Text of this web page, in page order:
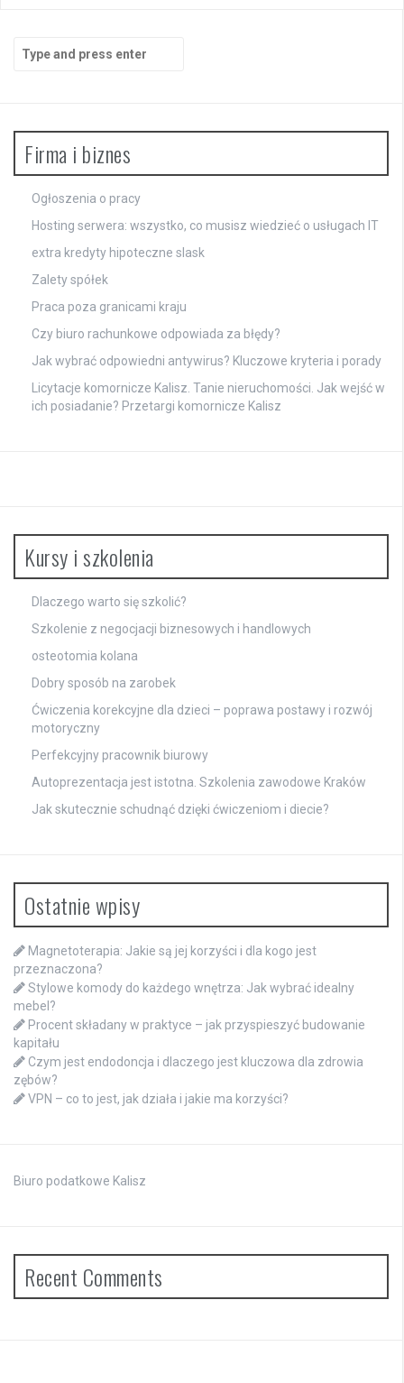
for:
Firma i biznes
Ogłoszenia o pracy
Hosting serwera: wszystko, co musisz wiedzieć o usługach IT
extra kredyty hipoteczne slask
Zalety spółek
Praca poza granicami kraju
Czy biuro rachunkowe odpowiada za błędy?
Jak wybrać odpowiedni antywirus? Kluczowe kryteria i porady
Licytacje komornicze Kalisz. Tanie nieruchomości. Jak wejść w
ich posiadanie? Przetargi komornicze Kalisz
Kursy i szkolenia
Dlaczego warto się szkolić?
Szkolenie z negocjacji biznesowych i handlowych
osteotomia kolana
Dobry sposób na zarobek
Ćwiczenia korekcyjne dla dzieci – poprawa postawy i rozwój
motoryczny
Perfekcyjny pracownik biurowy
Autoprezentacja jest istotna. Szkolenia zawodowe Kraków
Jak skutecznie schudnąć dzięki ćwiczeniom i diecie?
Ostatnie wpisy
Magnetoterapia: Jakie są jej korzyści i dla kogo jest
przeznaczona?
Stylowe komody do każdego wnętrza: Jak wybrać idealny
mebel?
Procent składany w praktyce – jak przyspieszyć budowanie
kapitału
Czym jest endodoncja i dlaczego jest kluczowa dla zdrowia
zębów?
VPN – co to jest, jak działa i jakie ma korzyści?
Biuro podatkowe Kalisz
Recent Comments